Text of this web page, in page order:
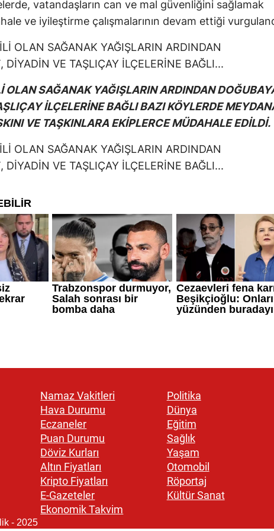
vatandaşların can ve mal güvenliğini sağlamak
ve iyileştirme çalışmalarının devam ettiği
OLAN SAĞANAK YAĞIŞLARIN ARDINDAN
İLÇELERİNE BAĞLI BAZI KÖYLERDE
VE TAŞKINLARA EKİPLERCE MÜDAHALE EDİLDİ.
Namaz Vakitleri
Hava Durumu
Eczaneler
Puan Durumu
Döviz Kurları
Altın Fiyatları
Kripto Fiyatları
E-Gazeteler
Ekonomik Takvim
Politika
Dünya
Eğitim
Sağlık
Yaşam
Otomobil
Röportaj
Kültür Sanat
- 2025